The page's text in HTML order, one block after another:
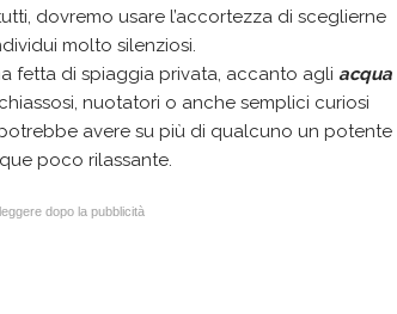
dovremo usare l’accortezza di sceglierne
molto silenziosi.
fetta di spiaggia privata, accanto agli acqua
nuotatori o anche semplici curiosi
avere su più di qualcuno un potente
poco rilassante.
dopo la pubblicità